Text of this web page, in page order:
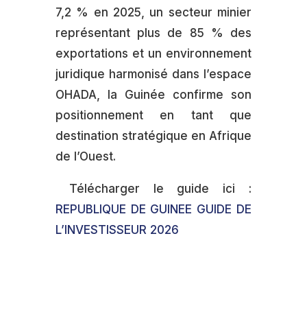
7,2 % en 2025, un secteur minier
représentant plus de 85 % des
exportations et un environnement
juridique harmonisé dans l’espace
OHADA, la Guinée confirme son
positionnement en tant que
destination stratégique en Afrique
de l’Ouest.
Télécharger le guide ici :
REPUBLIQUE DE GUINEE GUIDE DE
L’INVESTISSEUR 2026